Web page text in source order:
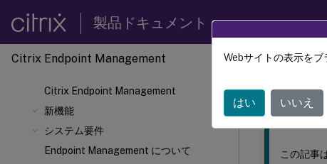
製品ドキュメント
Citrix Endpoint Management
Citrix Endpoint Management
新機能
システム要件
Endpoint Management について
このコンテンツ
Citrix
この記事
Webサイトの表示を
はい いいえ